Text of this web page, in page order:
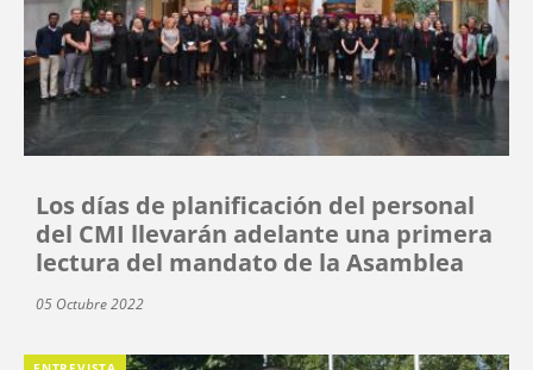
Los días de planificación del personal
del CMI llevarán adelante una primera
lectura del mandato de la Asamblea
05 Octubre 2022